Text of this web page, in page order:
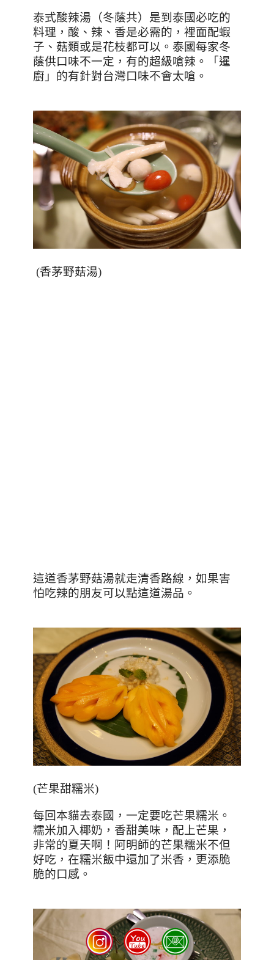
泰式酸辣湯（冬蔭共）是到泰國必吃的
料理，酸、辣、香是必需的，裡面配蝦
子、菇類或是花枝都可以。泰國每家冬
蔭供口味不一定，有的超級嗆辣。「暹
廚」的有針對台灣口味不會太嗆。
(香茅野菇湯)
這道香茅野菇湯就走清香路線，如果害
怕吃辣的朋友可以點這道湯品。
(芒果甜糯米)
每回本貓去泰國，一定要吃芒果糯米。
糯米加入椰奶，香甜美味，配上芒果，
非常的夏天啊！阿明師的芒果糯米不但
好吃，在糯米飯中還加了米香，更添脆
脆的口感。